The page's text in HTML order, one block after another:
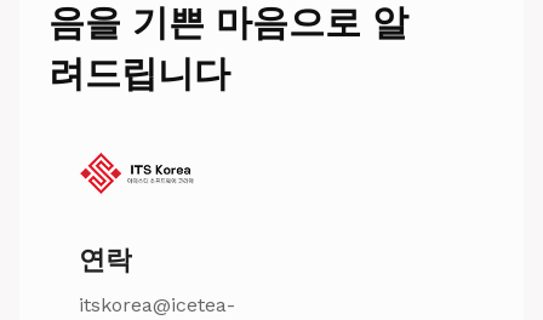
음을 기쁜 마음으로 알
려드립니다
연락
itskorea@icetea-